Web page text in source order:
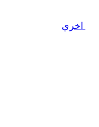
اخري